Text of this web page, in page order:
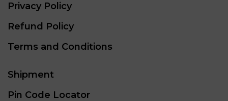
Privacy Policy
Refund Policy
Terms and Conditions
Shipment
Pin Code Locator